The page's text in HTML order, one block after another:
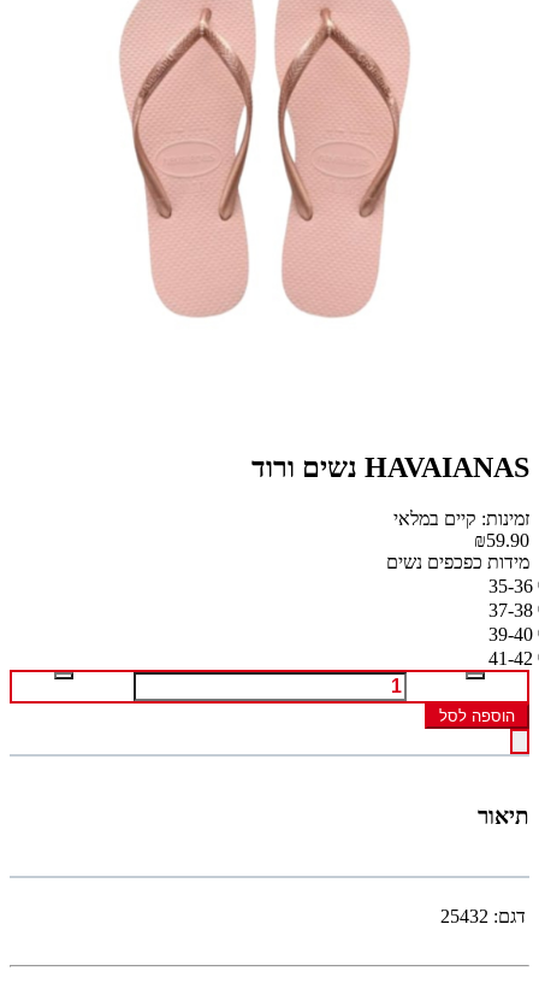
HAVAIANAS נשים ורוד
זמינות: קיים במלאי
₪59.90
מידות כפכפים נשים
35-36
37-38
39-40
41-42
הוספה לסל
תיאור
דגם: 25432